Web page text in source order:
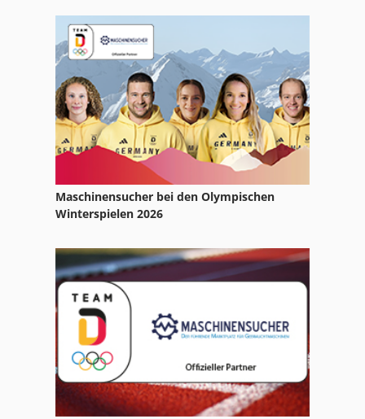
Kohler Richtmaschine
Ladewagen
Metall
Metall Kreissäge
Pumpe
Recycling
Saugschlauch
Schmierpumpe
Söndgerath Pumpe
Trommelsieb
Wasserabscheider
Maschinensucher bei den Olympischen
Winterspielen 2026